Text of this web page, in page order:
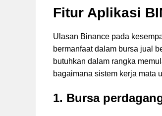
Fitur Aplikasi
Ulasan Binance pada
bermanfaat dalam bursa jual
butuhkan dalam rangka
bagaimana sistem kerja mata
1. Bursa